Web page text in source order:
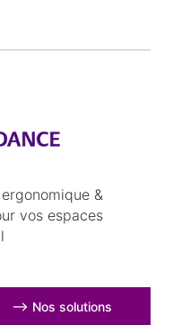
&
vos espaces
⟶ Nos solutions